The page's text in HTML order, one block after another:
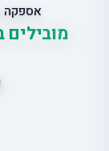
אספקה